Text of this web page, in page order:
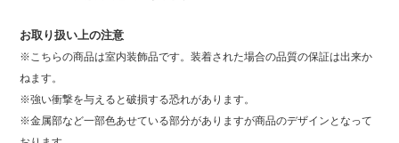
お取り扱い上の注意
※こちらの商品は室内装飾品です。装着された場合の品質の保証は出来か
ねます。
※強い衝撃を与えると破損する恐れがあります。
※金属部など一部色あせている部分がありますが商品のデザインとなって